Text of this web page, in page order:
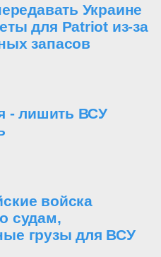
Украине
для Patriot из-за
запасов
- лишить ВСУ
войска
судам,
грузы для ВСУ